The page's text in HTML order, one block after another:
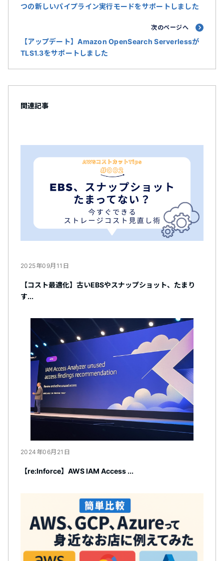
つの新しいパイプライン実行モードをサポートしました
次のページへ
【アップデート】Amazon OpenSearch Serverlessが
TLS1.3をサポートしました
関連記事
2025年09月11日
【コスト最適化】古いEBSやスナップショット、たまり
す...
2024年06月21日
【re:Inforce】AWS IAM Access ...